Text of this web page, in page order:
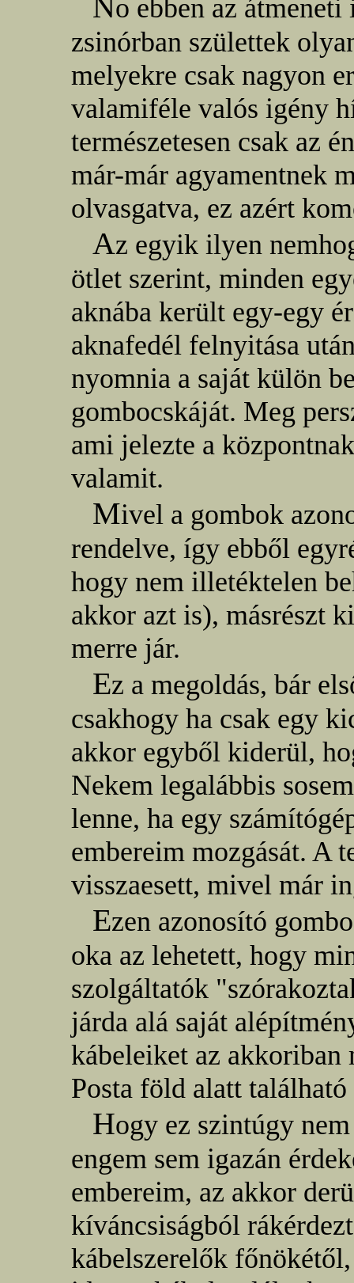
o ebben az
zsinórban születtek
melyekre csak nagyon
valamiféle valós igény
természetesen csak az
már-már agyamentnek
olvasgatva, ez azért
Az egyik ilyen
ötlet szerint, minden
aknába került egy-egy
aknafedél felnyitása
nyomnia a saját külön
gombocskáját. Meg
ami jelezte a
valamit.
Mivel a gombok
rendelve, így ebből
hogy nem illetéktelen
akkor azt is), másrészt
merre jár.
Ez a megoldás, bár
csakhogy ha csak egy
akkor egyből kiderül,
Nekem legalábbis
lenne, ha egy
embereim mozgását. A
visszaesett, mivel már
Ezen azonosító
oka az lehetett, hogy
szolgáltatók
járda alá saját
kábeleiket az
Posta föld alatt található
Hogy ez szintúgy
engem sem igazán
embereim, az akkor
kíváncsiságból
kábelszerelők